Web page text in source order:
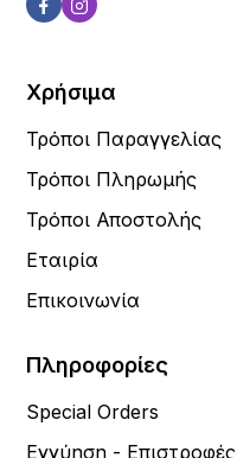
Χρήσιμα
Τρόποι Παραγγελίας
Τρόποι Πληρωμής
Τρόποι Αποστολής
Εταιρία
Επικοινωνία
Πληροφορίες
Special Orders
Εγγύηση - Επιστροφές